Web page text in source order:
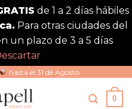
de 1 a 2 días hábiles
Para otras ciudades del
un plazo de 3 a 5 días
hasta el 31 de Agosto
0